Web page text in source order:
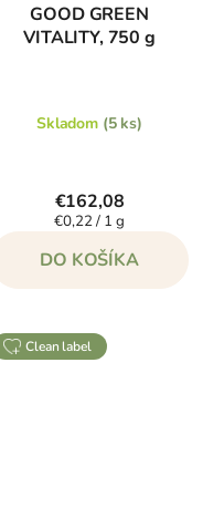
GOOD GREEN
VITALITY, 750 g
Skladom (5 ks)
€162,08
Jednotková
€0,22 / 1 g
DO KOŠÍKA
clean label